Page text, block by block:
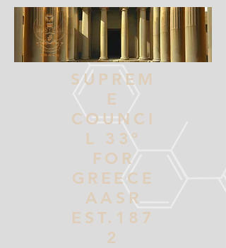
SUPREM
E
COUNCI
L 33º
FOR
GREECE
AASR
EST.187
2